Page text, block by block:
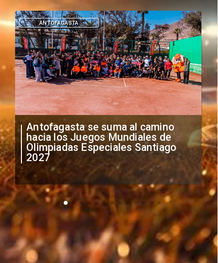
"Falta de profesionalismo": Sifup
anuncia medidas por situación
irregular de futbolistas
extranjeros
DEPORTES